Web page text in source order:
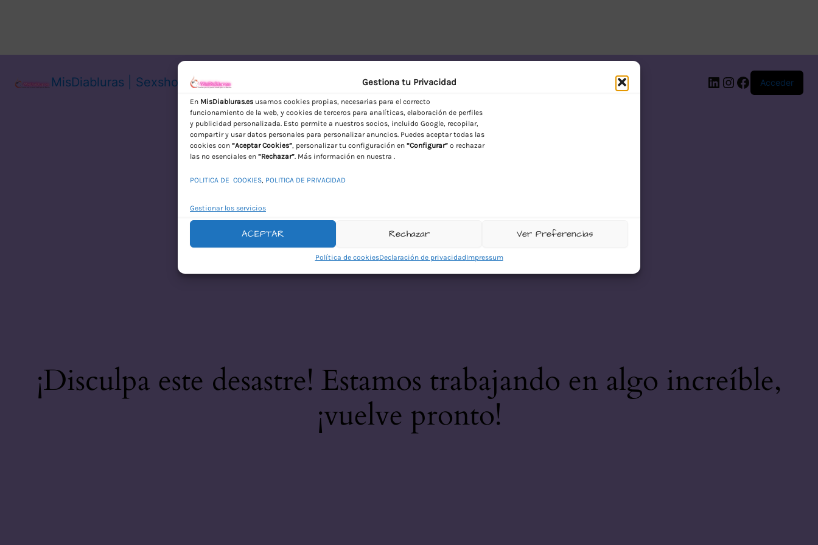
Gestiona tu Privacidad
En MisDiabluras.es usamos cookies propias, necesarias para el correcto
funcionamiento de la web, y cookies de terceros para analíticas, elaboración de perfiles
y publicidad personalizada. Esto permite a nuestros socios, incluido Google, recopilar,
compartir y usar datos personales para personalizar anuncios. Puedes aceptar todas las
cookies con “Aceptar Cookies”, personalizar tu configuración en “Configurar” o rechazar
las no esenciales en “Rechazar”. Más información en nuestra .
POLITICA DE COOKIES, POLITICA DE PRIVACIDAD
Gestionar los servicios
ACEPTAR Rechazar Ver Preferencias
Política de cookiesDeclaración de privacidadImpressum
MisDiabluras | Sexshop Online con Envío Discreto en España
LinkedIn
Instagram
Facebook
Acceder
¡Disculpa este desastre! Estamos trabajando en algo increíble,
¡vuelve pronto!